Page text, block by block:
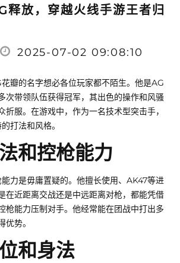
释放，穿越火线手游王者归
2025-07-02 09:08:10
瓣的名字想必各位玩家都不陌生。他是AG
次带领队伍获得冠军，其出色的操作和风骚
折服。在游戏中，作为一名技术型突击手，
打法和风格。
和控枪能力
力是毋庸置疑的。他擅长使用、AK47等进
在近距离交战还是中远距离对枪，都能凭借
枪能力压制对手。他经常能在团战中打出多
势。
和身法